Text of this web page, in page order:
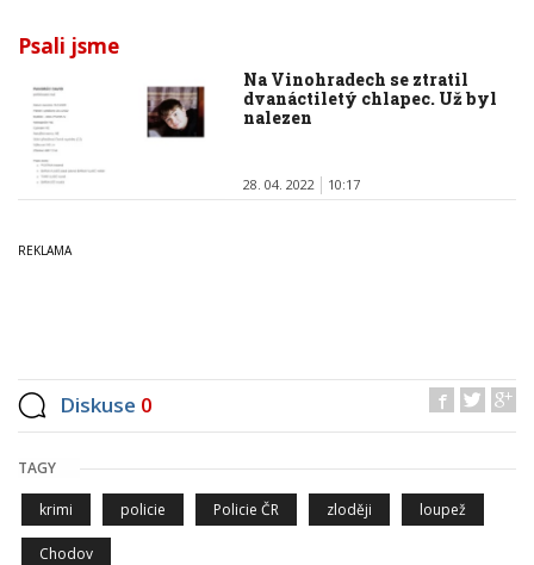
Psali jsme
Na Vinohradech se ztratil
dvanáctiletý chlapec. Už byl
nalezen
28. 04. 2022 10:17
Diskuse 0
TAGY
krimi policie Policie ČR zloději loupež
Chodov